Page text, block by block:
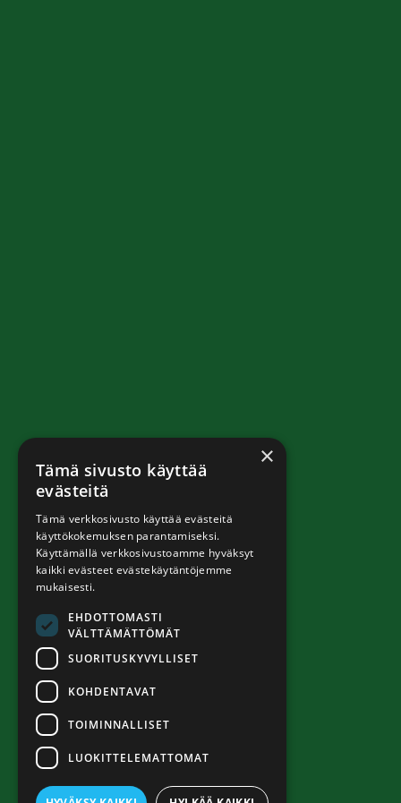
×
Tämä sivusto käyttää
evästeitä
Tämä verkkosivusto käyttää evästeitä
käyttökokemuksen parantamiseksi.
Käyttämällä verkkosivustoamme hyväksyt
kaikki evästeet evästekäytäntöjemme
mukaisesti.
EHDOTTOMASTI
VÄLTTÄMÄTTÖMÄT
SUORITUSKYVYLLISET
KOHDENTAVAT
TOIMINNALLISET
LUOKITTELEMATTOMAT